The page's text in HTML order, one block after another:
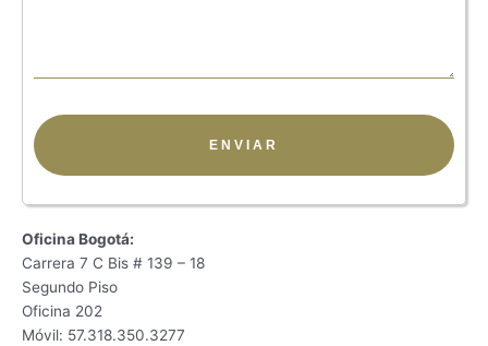
Oficina Bogotá:
Carrera 7 C Bis # 139 – 18
Segundo Piso
Oficina 202
Móvil: 57.318.350.3277